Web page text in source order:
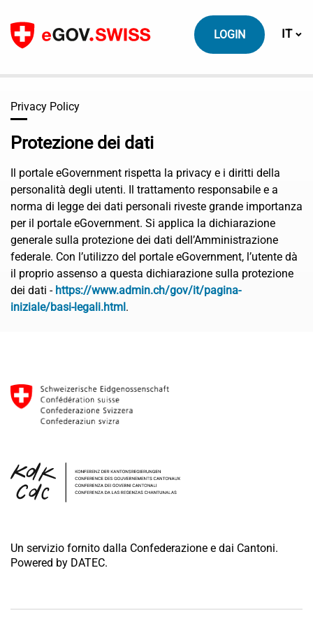
Contenuto
LOGIN IT
Privacy Policy
Protezione dei dati
Il portale eGovernment rispetta la privacy e i diritti della
personalità degli utenti. Il trattamento responsabile e a
norma di legge dei dati personali riveste grande importanza
per il portale eGovernment. Si applica la dichiarazione
generale sulla protezione dei dati dell’Amministrazione
federale. Con l’utilizzo del portale eGovernment, l’utente dà
il proprio assenso a questa dichiarazione sulla protezione
dei dati - https://www.admin.ch/gov/it/pagina-
iniziale/basi-legali.html.
Un servizio fornito dalla Confederazione e dai Cantoni.
Powered by DATEC.